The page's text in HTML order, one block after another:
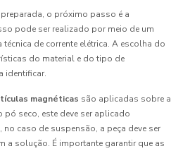
o próximo passo é a
pode ser realizado por meio de um
de corrente elétrica. A escolha do
do material e do tipo de
identificar.
magnéticas são aplicadas sobre a
pó seco, este deve ser aplicado
no caso de suspensão, a peça deve ser
a solução. É importante garantir que as